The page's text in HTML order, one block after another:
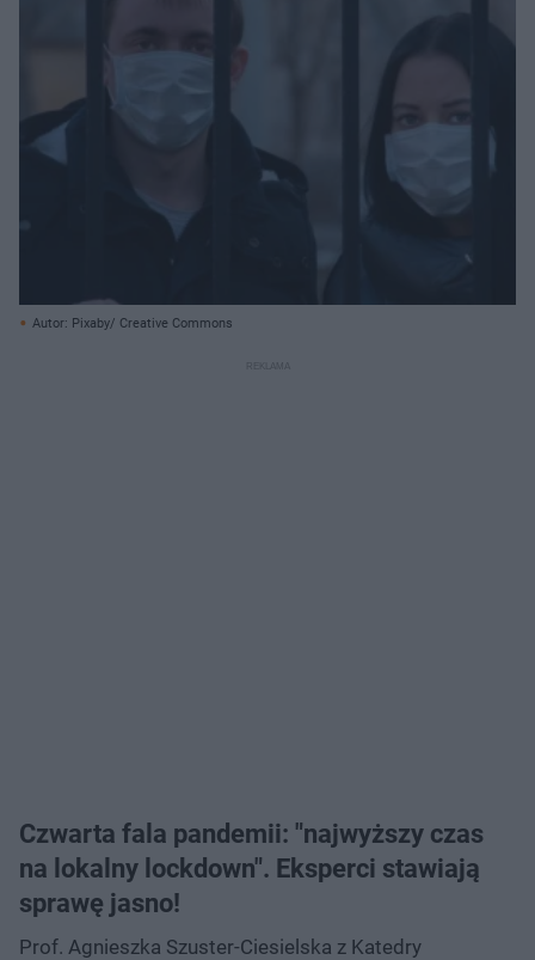
Autor: Pixaby/ Creative Commons
Czwarta fala pandemii: "najwyższy czas
na lokalny lockdown". Eksperci stawiają
sprawę jasno!
Prof. Agnieszka Szuster-Ciesielska z Katedry